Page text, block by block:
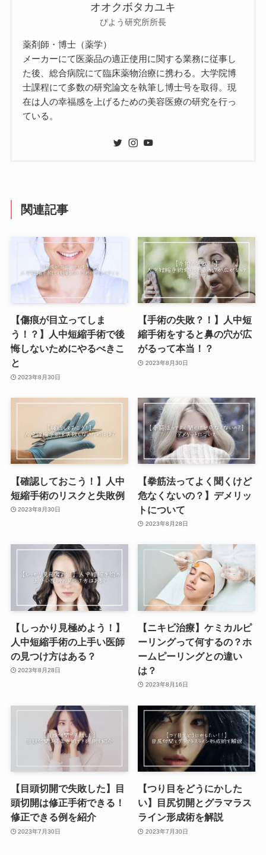
オオクボタカユキ
びよう研究所所長
薬剤師・博士（薬学）
メーカーにて医薬品の適正使用に関する業務に従事し
た後、総合病院にて臨床薬物治療に携わる。大学院博
士課程にて多数の研究論文を執筆し博士号を取得。現
在は人の幸福感を上げるための美容医療の研究を行っ
ている。
関連記事
【傷痕が目立ってしま
う！？】人中短縮手術で後
悔しないためにやるべきこ
と
2023年8月30日
【手術の失敗？！】人中短
縮手術をすると鼻の穴が広
がるって本当！？
2023年8月30日
【確認しておこう！】人中
短縮手術のリスクと失敗例
2023年8月30日
【拳筋法ってよく聞くけど
危なくないの？】デメリッ
トについて
2023年8月28日
【しっかり見極めよう！】
人中短縮手術の上手い医師
の見つけ方はある？
2023年8月28日
【ニキビ治療】ケミカルピ
ーリングって何するの？ホ
ームピーリングとの違い
は？
2023年8月16日
【目頭切開で失敗した】目
頭切開は修正手術できる！
修正できる例を紹介
2023年7月30日
【つり目をどうにかした
い】目尻切開とグラマラス
ライン形成術を解説
2023年7月30日